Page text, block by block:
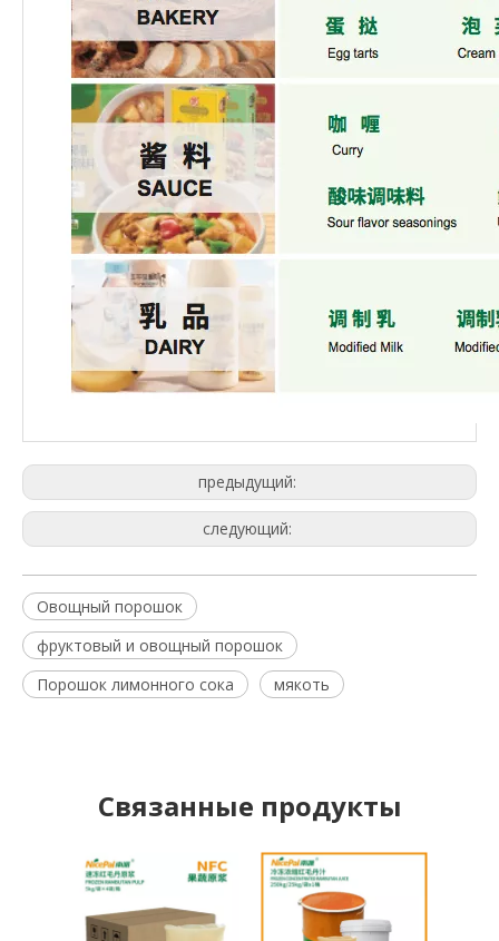
предыдущий:
следующий:
Овощный порошок
фруктовый и овощный порошок
Порошок лимонного сока
мякоть
Связанные продукты